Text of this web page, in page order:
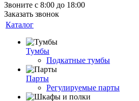
Звоните с 8:00 до 18:00
Заказать звонок
Каталог
Тумбы
Подкатные тумбы
Парты
Регулируемые парты